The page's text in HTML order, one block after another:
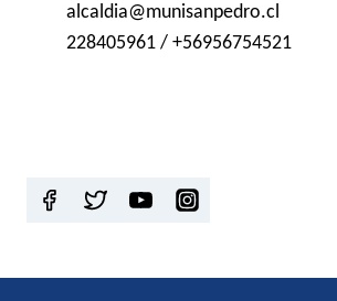
alcaldia@munisanpedro.cl
228405961 / +56956754521